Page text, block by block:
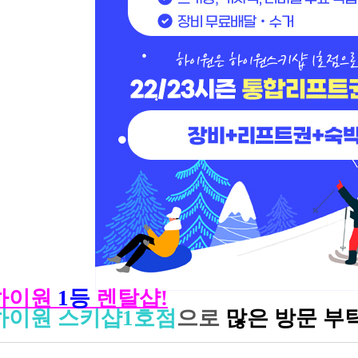
이원 1등 렌탈샵!
이원 스키샵1호점으로 많은 방문 부